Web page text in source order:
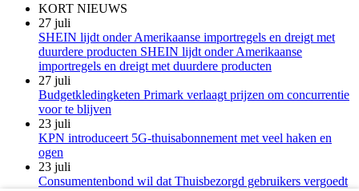
KORT NIEUWS
27 juli
SHEIN lijdt onder Amerikaanse importregels en dreigt met
duurdere producten SHEIN lijdt onder Amerikaanse
importregels en dreigt met duurdere producten
27 juli
Budgetkledingketen Primark verlaagt prijzen om concurrentie
voor te blijven
23 juli
KPN introduceert 5G-thuisabonnement met veel haken en
ogen
23 juli
Consumentenbond wil dat Thuisbezorgd gebruikers vergoedt